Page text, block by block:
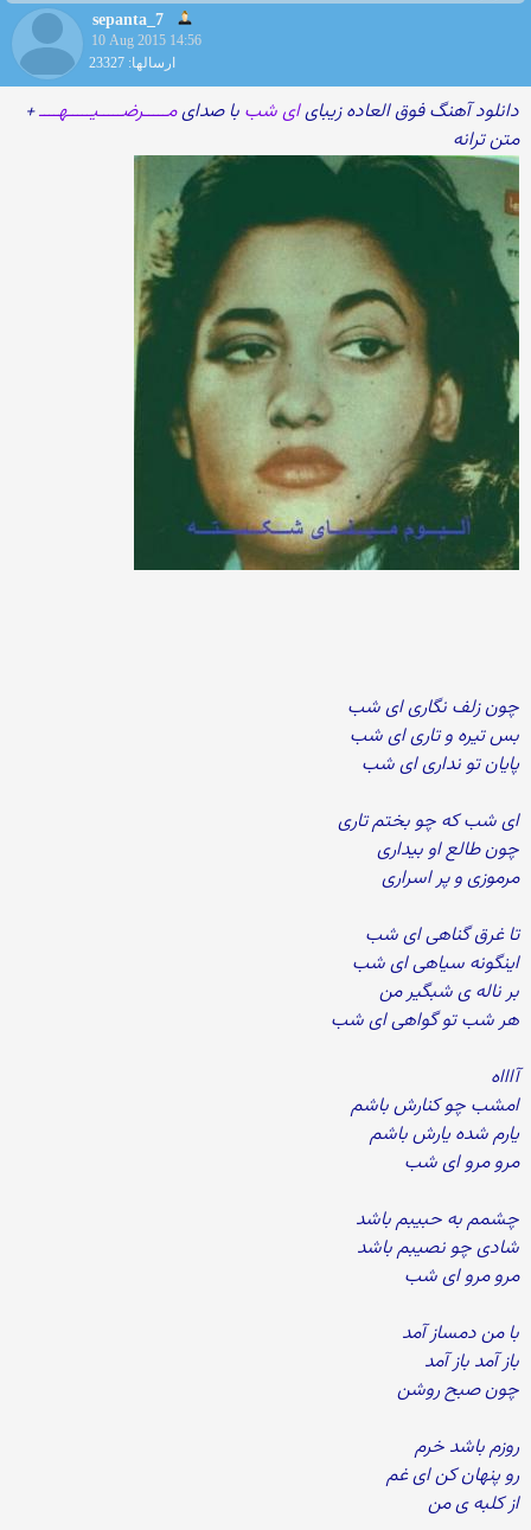
sepanta_7
10 Aug 2015 14:56
ارسالها: 23327
دانلود آهنگ فوق العاده زیبایای شب با صدایمـــــرضـــــیـــــهــــ+
متن ترانه
چون زلف نگاری ای شب
بس تیره و تاری ای شب
پایان تو نداری ای شب
ای شب که چو بختم تاری
چون طالع او بیداری
مرموزی و پر اسراری
تا غرق گناهی ای شب
اینگونه سیاهی ای شب
بر ناله ی شبگیر من
هر شب تو گواهی ای شب
آاااه
امشب چو کنارش باشم
یارم شده یارش باشم
مرو مرو ای شب
چشمم به حبیبم باشد
شادی چو نصیبم باشد
مرو مرو ای شب
با من دمساز آمد
باز آمد باز آمد
چون صبح روشن
روزم باشد خرم
رو پنهان کن ای غم
از کلبه ی من